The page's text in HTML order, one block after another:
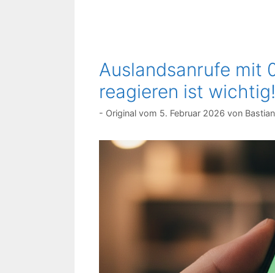
Auslandsanrufe mit
reagieren ist wichtig!
5. Februar 2026 von